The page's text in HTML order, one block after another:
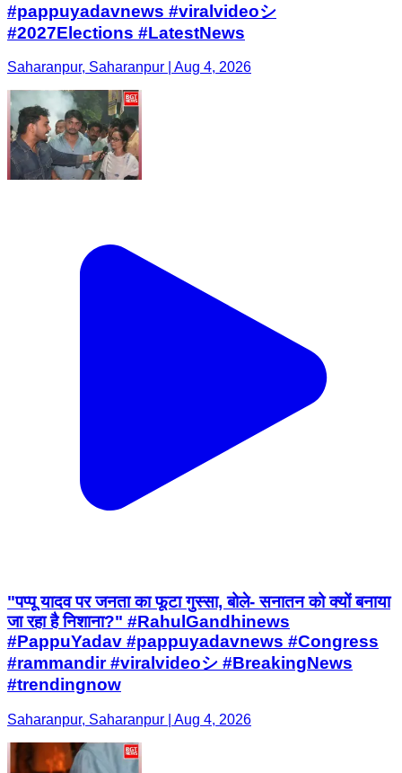
#pappuyadavnews #viralvideoシ
#2027Elections #LatestNews
Saharanpur, Saharanpur | Aug 4, 2026
"पप्पू यादव पर जनता का फूटा गुस्सा, बोले- सनातन को क्यों बनाया
जा रहा है निशाना?" #RahulGandhinews
#PappuYadav #pappuyadavnews #Congress
#rammandir #viralvideoシ #BreakingNews
#trendingnow
Saharanpur, Saharanpur | Aug 4, 2026